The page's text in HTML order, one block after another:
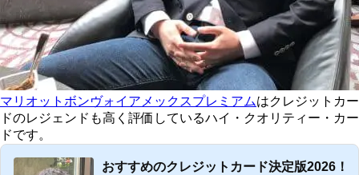
マリオットボンヴォイアメックスプレミアムはクレジットカー
ドのレジェンドも高く評価しているハイ・クオリティー・カー
ドです。
おすすめのクレジットカード決定版2026！